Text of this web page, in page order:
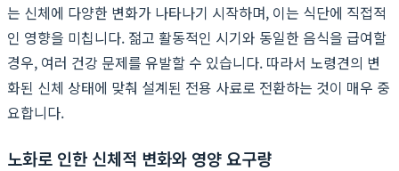
는 신체에 다양한 변화가 나타나기 시작하며, 이는 식단에 직접적
인 영향을 미칩니다. 젊고 활동적인 시기와 동일한 음식을 급여할
경우, 여러 건강 문제를 유발할 수 있습니다. 따라서 노령견의 변
화된 신체 상태에 맞춰 설계된 전용 사료로 전환하는 것이 매우 중
요합니다.
노화로 인한 신체적 변화와 영양 요구량